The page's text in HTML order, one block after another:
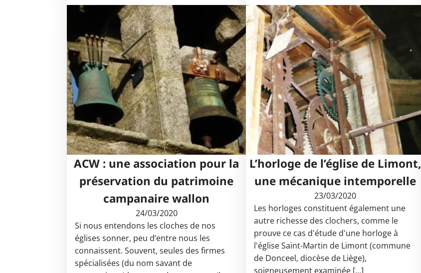
ACW : une association pour la
préservation du patrimoine
campanaire wallon
24/03/2020
Si nous entendons les cloches de nos
églises sonner, peu d’entre nous les
connaissent. Souvent, seules des firmes
spécialisées (du nom savant de
L’horloge de l’église de Limont,
une mécanique intemporelle
23/03/2020
Les horloges constituent également une
autre richesse des clochers, comme le
prouve ce cas d'étude d'une horloge à
l'église Saint-Martin de Limont (commune
de Donceel, diocèse de Liège),
soigneusement examinée […]